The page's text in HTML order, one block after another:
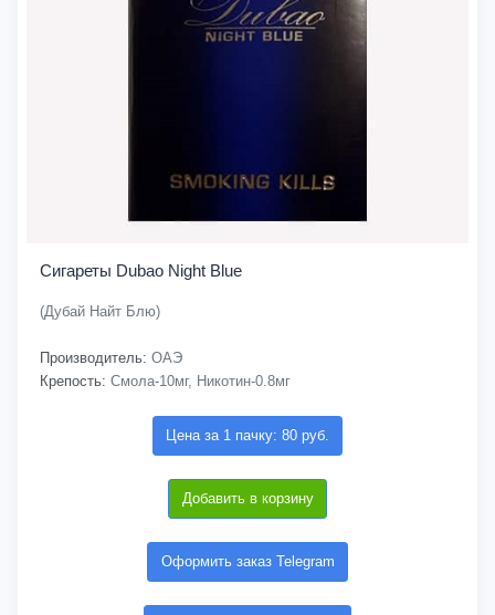
Сигареты Dubao Night Blue
(Дубай Найт Блю)
Производитель: ОАЭ
Крепость: Смола-10мг, Никотин-0.8мг
Цена за 1 пачку: 80 руб.
Добавить в корзину
Оформить заказ Telegram